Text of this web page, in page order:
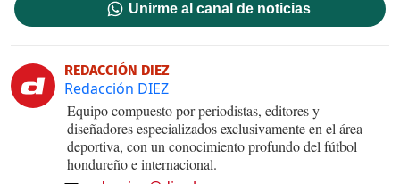
Unirme al canal de noticias
REDACCIÓN DIEZ
Redacción DIEZ
Equipo compuesto por periodistas, editores y
diseñadores especializados exclusivamente en el área
deportiva, con un conocimiento profundo del fútbol
hondureño e internacional.